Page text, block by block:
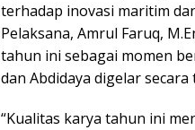
terhadap inovasi maritim
Pelaksana, Amrul Faruq,
tahun ini sebagai momen
dan Abdidaya digelar secara
“Kualitas karya tahun ini